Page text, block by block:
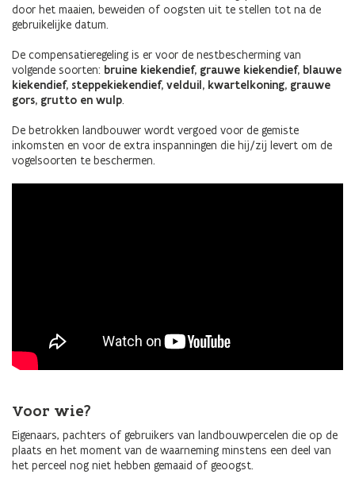
door het maaien, beweiden of oogsten uit te stellen tot na de
gebruikelijke datum.
De compensatieregeling is er voor de nestbescherming van
volgende soorten: bruine kiekendief, grauwe kiekendief, blauwe
kiekendief, steppekiekendief, velduil, kwartelkoning, grauwe
gors, grutto en wulp.
De betrokken landbouwer wordt vergoed voor de gemiste
inkomsten en voor de extra inspanningen die hij/zij levert om de
vogelsoorten te beschermen.
Voor wie?
Eigenaars, pachters of gebruikers van landbouwpercelen die op de
plaats en het moment van de waarneming minstens een deel van
het perceel nog niet hebben gemaaid of geoogst.